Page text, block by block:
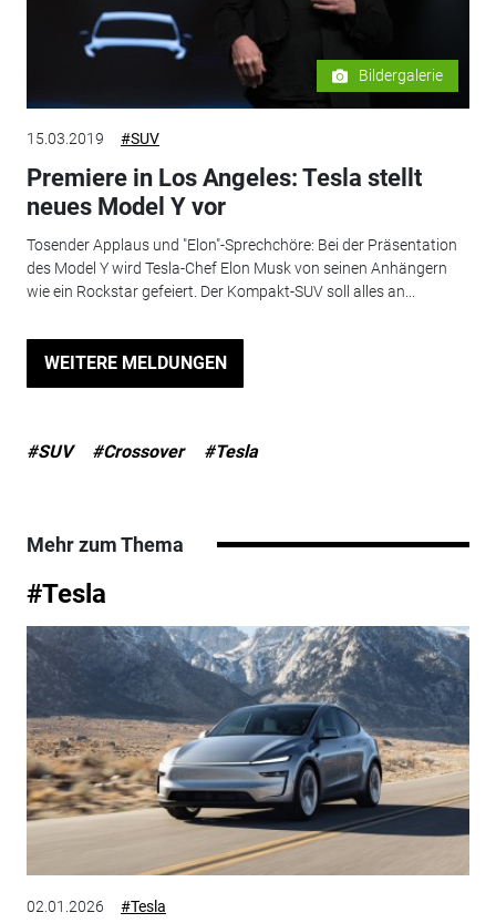
Bildergalerie
15.03.2019 #SUV
Premiere in Los Angeles: Tesla stellt
neues Model Y vor
Tosender Applaus und "Elon"-Sprechchöre: Bei der Präsentation
des Model Y wird Tesla-Chef Elon Musk von seinen Anhängern
wie ein Rockstar gefeiert. Der Kompakt-SUV soll alles an...
WEITERE MELDUNGEN
#SUV #Crossover #Tesla
Mehr zum Thema
#Tesla
02.01.2026 #Tesla